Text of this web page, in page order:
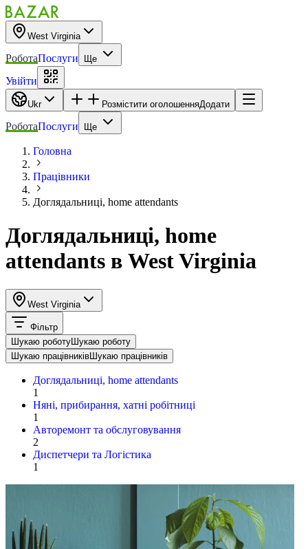
West Virginia
РоботаПослуги Ще
Увійти
Ukr Розмістити оголошенняДодати
РоботаПослуги Ще
Головна
Працівники
Доглядальниці, home attendants
Доглядальниці, home
attendants в West Virginia
West Virginia
Фільтр
Шукаю роботу Шукаю роботу
Шукаю працівників Шукаю працівників
Доглядальниці, home attendants
1
Няні, прибирання, хатні робітниці
1
Авторемонт та обслуговування
2
Диспетчери та Логістика
1